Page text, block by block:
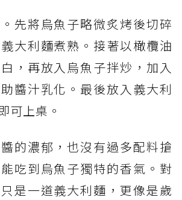
先將烏魚子略微炙烤後切碎
大利麵煮熟。接著以橄欖油
，再放入烏魚子拌炒，加入
醬汁乳化。最後放入義大利
可上桌。
的濃郁，也沒有過多配料搶
吃到烏魚子獨特的香氣。對
是一道義大利麵，更像是歲